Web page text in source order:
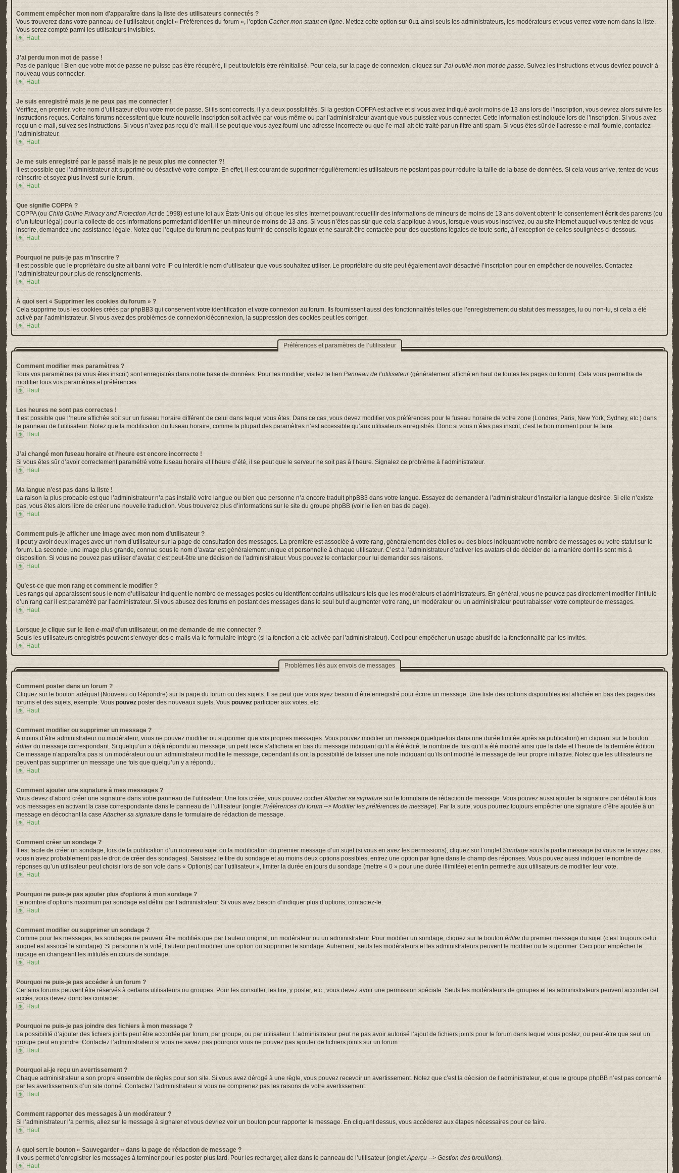
Comment empêcher mon nom d’apparaître dans la liste des utilisateurs connectés ?
Vous trouverez dans votre panneau de l’utilisateur, onglet « Préférences du forum », l’option Cacher mon statut en ligne. Mettez cette option sur Oui ainsi seuls les administrateurs, les modérateurs et vous verrez votre nom dans la liste.
Vous serez compté parmi les utilisateurs invisibles.
Haut
J’ai perdu mon mot de passe !
Pas de panique ! Bien que votre mot de passe ne puisse pas être récupéré, il peut toutefois être réinitialisé. Pour cela, sur la page de connexion, cliquez sur J’ai oublié mon mot de passe. Suivez les instructions et vous devriez pouvoir à
nouveau vous connecter.
Haut
Je suis enregistré mais je ne peux pas me connecter !
Vérifiez, en premier, votre nom d’utilisateur et/ou votre mot de passe. Si ils sont corrects, il y a deux possibilités. Si la gestion COPPA est active et si vous avez indiqué avoir moins de 13 ans lors de l’inscription, vous devrez alors suivre les
instructions reçues. Certains forums nécessitent que toute nouvelle inscription soit activée par vous-même ou par l’administrateur avant que vous puissiez vous connecter. Cette information est indiquée lors de l’inscription. Si vous avez
reçu un e-mail, suivez ses instructions. Si vous n’avez pas reçu d’e-mail, il se peut que vous ayez fourni une adresse incorrecte ou que l’e-mail ait été traité par un filtre anti-spam. Si vous êtes sûr de l’adresse e-mail fournie, contactez
l’administrateur.
Haut
Je me suis enregistré par le passé mais je ne peux plus me connecter ?!
Il est possible que l’administrateur ait supprimé ou désactivé votre compte. En effet, il est courant de supprimer régulièrement les utilisateurs ne postant pas pour réduire la taille de la base de données. Si cela vous arrive, tentez de vous
réinscrire et soyez plus investi sur le forum.
Haut
Que signifie COPPA ?
COPPA (ou Child Online Privacy and Protection Actde 1998) est une loi aux États-Unis qui dit que les sites Internet pouvant recueillir des informations de mineurs de moins de 13 ans doivent obtenir le consentementécrit des parents (ou
d’un tuteur légal) pour la collecte de ces informations permettant d’identifier un mineur de moins de 13 ans. Si vous n’êtes pas sûr que cela s’applique à vous, lorsque vous vous inscrivez, ou au site Internet auquel vous tentez de vous
inscrire, demandez une assistance légale. Notez que l’équipe du forum ne peut pas fournir de conseils légaux et ne saurait être contactée pour des questions légales de toute sorte, à l’exception de celles soulignées ci-dessous.
Haut
Pourquoi ne puis-je pas m’inscrire ?
Il est possible que le propriétaire du site ait banni votre IP ou interdit le nom d’utilisateur que vous souhaitez utiliser. Le propriétaire du site peut également avoir désactivé l’inscription pour en empêcher de nouvelles. Contactez
l’administrateur pour plus de renseignements.
Haut
À quoi sert « Supprimer les cookies du forum » ?
Cela supprime tous les cookies créés par phpBB3 qui conservent votre identification et votre connexion au forum. Ils fournissent aussi des fonctionnalités telles que l’enregistrement du statut des messages, lu ou non-lu, si cela a été
activé par l’administrateur. Si vous avez des problèmes de connexion/déconnexion, la suppression des cookies peut les corriger.
Haut
Préférences et paramètres de l’utilisateur
Comment modifier mes paramètres ?
Tous vos paramètres (si vous êtes inscrit) sont enregistrés dans notre base de données. Pour les modifier, visitez le lien Panneau de l’utilisateur(généralement affiché en haut de toutes les pages du forum). Cela vous permettra de
modifier tous vos paramètres et préférences.
Haut
Les heures ne sont pas correctes !
Il est possible que l’heure affichée soit sur un fuseau horaire différent de celui dans lequel vous êtes. Dans ce cas, vous devez modifier vos préférences pour le fuseau horaire de votre zone (Londres, Paris, New York, Sydney, etc.) dans
le panneau de l’utilisateur. Notez que la modification du fuseau horaire, comme la plupart des paramètres n’est accessible qu’aux utilisateurs enregistrés. Donc si vous n’êtes pas inscrit, c’est le bon moment pour le faire.
Haut
J’ai changé mon fuseau horaire et l’heure est encore incorrecte !
Si vous êtes sûr d’avoir correctement paramétré votre fuseau horaire et l’heure d’été, il se peut que le serveur ne soit pas à l’heure. Signalez ce problème à l’administrateur.
Haut
Ma langue n’est pas dans la liste !
La raison la plus probable est que l’administrateur n’a pas installé votre langue ou bien que personne n’a encore traduit phpBB3 dans votre langue. Essayez de demander à l’administrateur d’installer la langue désirée. Si elle n’existe
pas, vous êtes alors libre de créer une nouvelle traduction. Vous trouverez plus d’informations sur le site du groupe phpBB (voir le lien en bas de page).
Haut
Comment puis-je afficher une image avec mon nom d’utilisateur ?
Il peut y avoir deux images avec un nom d’utilisateur sur la page de consultation des messages. La première est associée à votre rang, généralement des étoiles ou des blocs indiquant votre nombre de messages ou votre statut sur le
forum. La seconde, une image plus grande, connue sous le nom d’avatar est généralement unique et personnelle à chaque utilisateur. C’est à l’administrateur d’activer les avatars et de décider de la manière dont ils sont mis à
disposition. Si vous ne pouvez pas utiliser d’avatar, c’est peut-être une décision de l’administrateur. Vous pouvez le contacter pour lui demander ses raisons.
Haut
Qu’est-ce que mon rang et comment le modifier ?
Les rangs qui apparaissent sous le nom d’utilisateur indiquent le nombre de messages postés ou identifient certains utilisateurs tels que les modérateurs et administrateurs. En général, vous ne pouvez pas directement modifier l’intitulé
d’un rang car il est paramétré par l’administrateur. Si vous abusez des forums en postant des messages dans le seul but d’augmenter votre rang, un modérateur ou un administrateur peut rabaisser votre compteur de messages.
Haut
Lorsque je clique sur le lien e-maild’un utilisateur, on me demande de me connecter ?
Seuls les utilisateurs enregistrés peuvent s’envoyer des e-mails via le formulaire intégré (si la fonction a été activée par l’administrateur). Ceci pour empêcher un usage abusif de la fonctionnalité par les invités.
Haut
Problèmes liés aux envois de messages
Comment poster dans un forum ?
Cliquez sur le bouton adéquat (Nouveau ou Répondre) sur la page du forum ou des sujets. Il se peut que vous ayez besoin d’être enregistré pour écrire un message. Une liste des options disponibles est affichée en bas des pages des
forums et des sujets, exemple: Vous pouvez poster des nouveaux sujets, Vous pouvez participer aux votes, etc.
Haut
Comment modifier ou supprimer un message ?
À moins d’être administrateur ou modérateur, vous ne pouvez modifier ou supprimer que vos propres messages. Vous pouvez modifier un message (quelquefois dans une durée limitée après sa publication) en cliquant sur le bouton
éditerdu message correspondant. Si quelqu’un a déjà répondu au message, un petit texte s’affichera en bas du message indiquant qu’il a été édité, le nombre de fois qu’il a été modifié ainsi que la date et l’heure de la dernière édition.
Ce message n’apparaîtra pas si un modérateur ou un administrateur modifie le message, cependant ils ont la possibilité de laisser une note indiquant qu’ils ont modifié le message de leur propre initiative. Notez que les utilisateurs ne
peuvent pas supprimer un message une fois que quelqu’un y a répondu.
Haut
Comment ajouter une signature à mes messages ?
Vous devez d’abord créer une signature dans votre panneau de l’utilisateur. Une fois créée, vous pouvez cocherAttacher sa signature sur le formulaire de rédaction de message. Vous pouvez aussi ajouter la signature par défaut à tous
vos messages en activant la case correspondante dans le panneau de l’utilisateur (ongletPréférences du forum --> Modifier les préférences de message). Par la suite, vous pourrez toujours empêcher une signature d’être ajoutée à un
message en décochant la caseAttacher sa signature dans le formulaire de rédaction de message.
Haut
Comment créer un sondage ?
Il est facile de créer un sondage, lors de la publication d’un nouveau sujet ou la modification du premier message d’un sujet (si vous en avez les permissions), cliquez sur l’ongletSondage sous la partie message (si vous ne le voyez pas,
vous n’avez probablement pas le droit de créer des sondages). Saisissez le titre du sondage et au moins deux options possibles, entrez une option par ligne dans le champ des réponses. Vous pouvez aussi indiquer le nombre de
réponses qu’un utilisateur peut choisir lors de son vote dans « Option(s) par l’utilisateur », limiter la durée en jours du sondage (mettre « 0 » pour une durée illimitée) et enfin permettre aux utilisateurs de modifier leur vote.
Haut
Pourquoi ne puis-je pas ajouter plus d’options à mon sondage ?
Le nombre d’options maximum par sondage est défini par l’administrateur. Si vous avez besoin d’indiquer plus d’options, contactez-le.
Haut
Comment modifier ou supprimer un sondage ?
Comme pour les messages, les sondages ne peuvent être modifiés que par l’auteur original, un modérateur ou un administrateur. Pour modifier un sondage, cliquez sur le bouton éditerdu premier message du sujet (c’est toujours celui
auquel est associé le sondage). Si personne n’a voté, l’auteur peut modifier une option ou supprimer le sondage. Autrement, seuls les modérateurs et les administrateurs peuvent le modifier ou le supprimer. Ceci pour empêcher le
trucage en changeant les intitulés en cours de sondage.
Haut
Pourquoi ne puis-je pas accéder à un forum ?
Certains forums peuvent être réservés à certains utilisateurs ou groupes. Pour les consulter, les lire, y poster, etc., vous devez avoir une permission spéciale. Seuls les modérateurs de groupes et les administrateurs peuvent accorder cet
accès, vous devez donc les contacter.
Haut
Pourquoi ne puis-je pas joindre des fichiers à mon message ?
La possibilité d’ajouter des fichiers joints peut être accordée par forum, par groupe, ou par utilisateur. L’administrateur peut ne pas avoir autorisé l’ajout de fichiers joints pour le forum dans lequel vous postez, ou peut-être que seul un
groupe peut en joindre. Contactez l’administrateur si vous ne savez pas pourquoi vous ne pouvez pas ajouter de fichiers joints sur un forum.
Haut
Pourquoi ai-je reçu un avertissement ?
Chaque administrateur a son propre ensemble de règles pour son site. Si vous avez dérogé à une règle, vous pouvez recevoir un avertissement. Notez que c’est la décision de l’administrateur, et que le groupe phpBB n’est pas concerné
par les avertissements d’un site donné. Contactez l’administrateur si vous ne comprenez pas les raisons de votre avertissement.
Haut
Comment rapporter des messages à un modérateur ?
Si l’administrateur l’a permis, allez sur le message à signaler et vous devriez voir un bouton pour rapporter le message. En cliquant dessus, vous accéderez aux étapes nécessaires pour ce faire.
Haut
À quoi sert le bouton « Sauvegarder » dans la page de rédaction de message ?
Il vous permet d’enregistrer les messages à terminer pour les poster plus tard. Pour les recharger, allez dans le panneau de l’utilisateur (ongletAperçu --> Gestion des brouillons).
Haut